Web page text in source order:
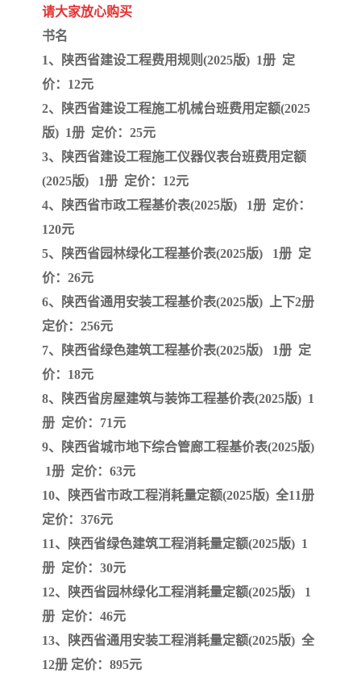
请大家放心购买
书名
1、陕西省建设工程费用规则(2025版) 1册 定
价：12元
2、陕西省建设工程施工机械台班费用定额(2025
版) 1册 定价：25元
3、陕西省建设工程施工仪器仪表台班费用定额
(2025版) 1册 定价：12元
4、陕西省市政工程基价表(2025版) 1册 定价：
120元
5、陕西省园林绿化工程基价表(2025版) 1册 定
价：26元
6、陕西省通用安装工程基价表(2025版) 上下2册
定价：256元
7、陕西省绿色建筑工程基价表(2025版) 1册 定
价：18元
8、陕西省房屋建筑与装饰工程基价表(2025版) 1
册 定价：71元
9、陕西省城市地下综合管廊工程基价表(2025版)
1册 定价：63元
10、陕西省市政工程消耗量定额(2025版) 全11册
定价：376元
11、陕西省绿色建筑工程消耗量定额(2025版) 1
册 定价：30元
12、陕西省园林绿化工程消耗量定额(2025版) 1
册 定价：46元
13、陕西省通用安装工程消耗量定额(2025版) 全
12册 定价：895元
20kv及以下配电网工程定
*考军校教材
海南省建设工程预算定额
电力工程预算概算定额 重庆市建设工程计价定额
江苏省建设工程计价定额 深圳市建设工程消耗量定
额
四川省清单定额 河南省建设工程预算定额
云南省建设工程预算定额
陕西省水利工程概预算定
冶金工业建设工程概算定
额
天津建设工程预算定额 20kv及以下配电网工程预
算定额
广东省水利水电概预算定 全国消耗量工程定额
四川省清单计价定额